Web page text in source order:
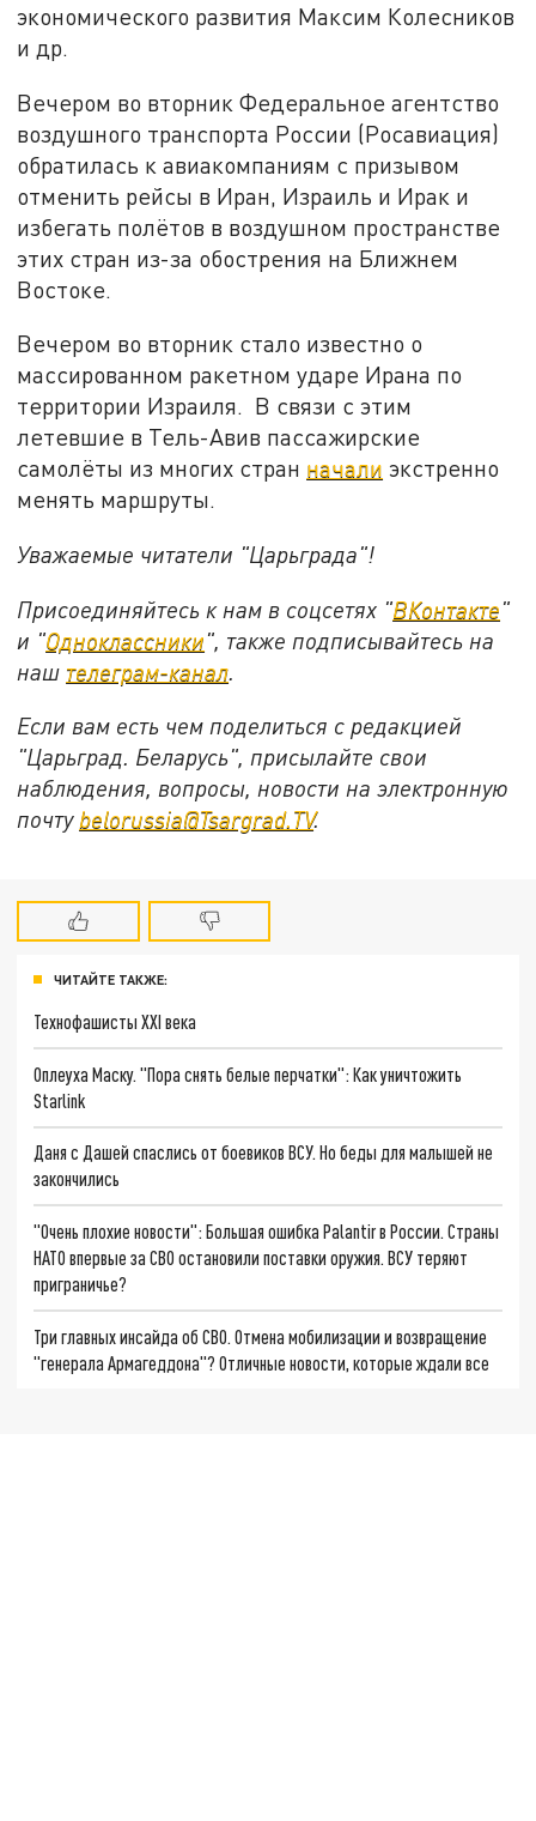
экономического развития Максим Колесников
и др.
Вечером во вторник Федеральное агентство
воздушного транспорта России (Росавиация)
обратилась к авиакомпаниям с призывом
отменить рейсы в Иран, Израиль и Ирак и
избегать полётов в воздушном пространстве
этих стран из-за обострения на Ближнем
Востоке.
Вечером во вторник стало известно о
массированном ракетном ударе Ирана по
территории Израиля. В связи с этим
летевшие в Тель-Авив пассажирские
самолёты из многих стран начали экстренно
менять маршруты.
Уважаемые читатели "Царьграда"!
Присоединяйтесь к нам в соцсетях "ВКонтакте"
и "Одноклассники", также подписывайтесь на
наш телеграм-канал.
Если вам есть чем поделиться с редакцией
"Царьград. Беларусь", присылайте свои
наблюдения, вопросы, новости на электронную
почту belorussia@Tsargrad.TV.
ЧИТАЙТЕ ТАКЖЕ:
Технофашисты XXI века
Оплеуха Маску. "Пора снять белые перчатки": Как уничтожить
Starlink
Даня с Дашей спаслись от боевиков ВСУ. Но беды для малышей не
закончились
"Очень плохие новости": Большая ошибка Palantir в России. Страны
НАТО впервые за СВО остановили поставки оружия. ВСУ теряют
приграничье?
Три главных инсайда об СВО. Отмена мобилизации и возвращение
"генерала Армагеддона"? Отличные новости, которые ждали все